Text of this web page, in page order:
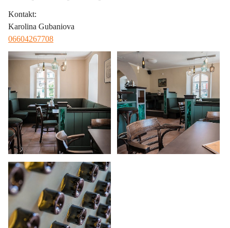
Kontakt:
Karolina Gubaniova
06604267708